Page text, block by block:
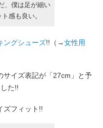
、僕は足が細い
感も良い。
ングシューズ!!（→女性用
サイズ表記が「27cm」と予
た!!
ズフィット!!